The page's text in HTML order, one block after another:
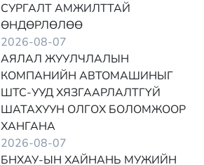
СУРГАЛТ АМЖИЛТТАЙ
ӨНДӨРЛӨЛӨӨ
2026-08-07
АЯЛАЛ ЖУУЛЧЛАЛЫН
КОМПАНИЙН АВТОМАШИНЫГ
ШТС-УУД ХЯЗГААРЛАЛТГҮЙ
ШАТАХУУН ОЛГОХ БОЛОМЖООР
ХАНГАНА
2026-08-07
БНХАУ-ЫН ХАЙНАНЬ МУЖИЙН